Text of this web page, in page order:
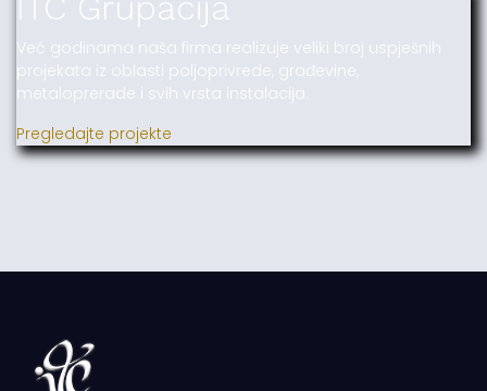
Već godinama naša firma realizuje veliki broj uspješnih
projekata iz oblasti poljoprivrede, građevine,
metaloprerade i svih vrsta instalacija.
Pregledajte projekte